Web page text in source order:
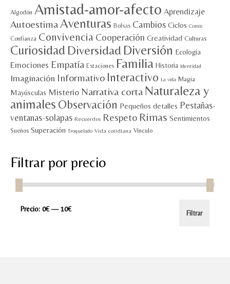
Algodón Amistad-amor-afecto Aprendizaje
AutoestimaAventuras Bolsas Cambios Ciclos Comic
Confianza Convivencia Cooperación Creatividad Culturas
Curiosidad Diversidad Diversión Ecología
Emociones Empatía Estaciones Familia Historia Identidad
Imaginación Informativo Interactivo La vida Magia
Mayúsculas Misterio Narrativa corta Naturaleza y
animales Observación Pequeños detalles Pestañas-
ventanas-solapas Recuerdos Respeto Rimas Sentimientos
Sueños Superación Troquelado Vida cotidiana Vínculo
Filtrar por precio
Precio
Precio
Filtrar
Precio: 0€ —10€